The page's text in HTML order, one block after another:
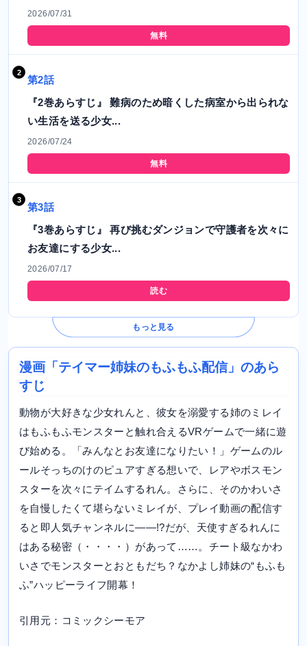
2026/07/31
無料
第2話
『2巻あらすじ』 難病のため暗くした病室から出られな
い生活を送る少女...
2026/07/24
無料
第3話
『3巻あらすじ』 再び挑むダンジョンで守護者を次々に
お友達にする少女...
2026/07/17
読む
もっと見る
漫画「テイマー姉妹のもふもふ配信」のあら
すじ
動物が大好きな少女れんと、彼女を溺愛する姉のミレイ
はもふもふモンスターと触れ合えるVRゲームで一緒に遊
び始める。「みんなとお友達になりたい！」ゲームのル
ールそっちのけのピュアすぎる想いで、レアやボスモン
スターを次々にテイムするれん。さらに、そのかわいさ
を自慢したくて堪らないミレイが、プレイ動画の配信す
ると即人気チャンネルに――!?だが、天使すぎるれんに
はある秘密（・・・・）があって……。チート級なかわ
いさでモンスターとおともだち？なかよし姉妹の“もふも
ふ”ハッピーライフ開幕！
引用元：コミックシーモア